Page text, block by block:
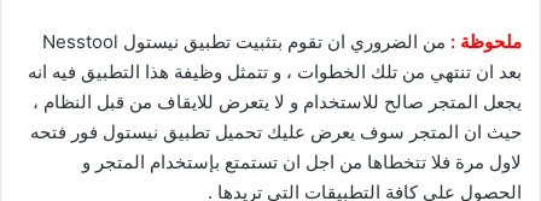
ملحوظة :
من الضروري ان تقوم بتثبيت تطبيق نيستول Nesstool
بعد ان تنتهي من تلك الخطوات ، و تتمثل وظيفة هذا التطبيق فيه انه
يجعل المتجر صالح للاستخدام و لا يتعرض للايقاف من قبل النظام ،
حيث ان المتجر سوف يعرض عليك تحميل تطبيق نيستول فور فتحه
لاول مرة فلا تتخطاها من اجل ان تستمتع بإستخدام المتجر و
الحصول على كافة التطبيقات التي تريدها .